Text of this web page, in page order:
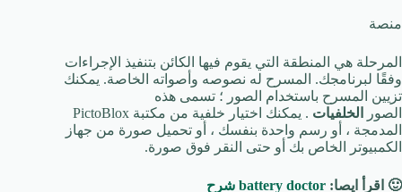
منصة
المرحلة هي المنطقة التي يقوم فيها الكائن بتنفيذ الإجراءات
وفقًا لبرنامجك. المسرح له نصوصه وأصواته الخاصة. يمكنك
تزيين المسرح باستخدام الصور ؛ تسمى هذه
الصور
الخلفيات
. يمكنك اختيار خلفية من مكتبة PictoBlox
المدمجة ، أو رسم واحدة بنفسك ، أو تحميل صورة من جهاز
الكمبيوتر الخاص بك أو حتى النقر فوق صورة.
🙂 اقرأ ايصا: battery doctor شرح